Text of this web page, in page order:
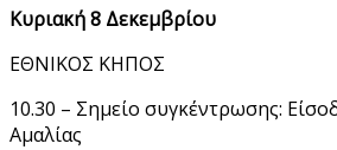
Κυριακή 8 Δεκεμβρίου
ΕΘΝΙΚΟΣ ΚΗΠΟΣ
10.30 – Σημείο συγκέντρωσης:
Αμαλίας